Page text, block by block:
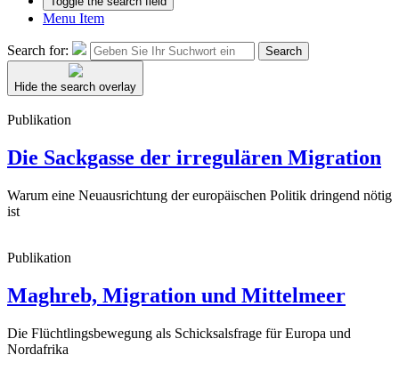
Menu Item
Search for: Search
Hide the search overlay
Publikation
Die Sackgasse der irregulären Migration
Warum eine Neuausrichtung der europäischen Politik dringend nötig
ist
Publikation
Maghreb, Migration und Mittelmeer
Die Flüchtlingsbewegung als Schicksalsfrage für Europa und
Nordafrika